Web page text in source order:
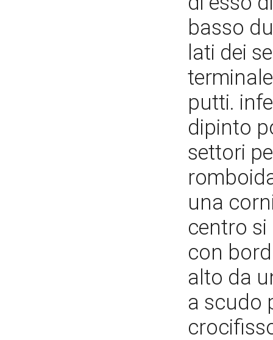
basso
lati dei
putti.
dipinto
settori
una
centro
con
alto da
a scudo